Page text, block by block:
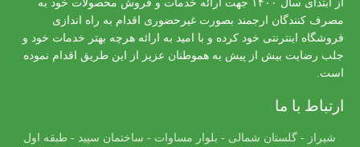
از ابتدای سال ۱۴۰۰ جهت ارائه خدمات و فروش محصولات خود به
مصرف کنندگان ارجمند بصورت غیرحضوری اقدام به راه اندازی
فروشگاه اینترنتی خود کرده و با امید به ارائه هرچه بهتر خدمات خود و
جلب رضایت بیش از پیش به هموطنان عزیز از این طریق اقدام نموده
است.
ارتباط با ما
شیراز - گلستان شمالی - بلوار مساوات - ساختمان سپید - طبقه اول